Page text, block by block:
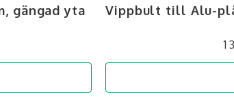
gängad yta
Vippbult till Alu-
1